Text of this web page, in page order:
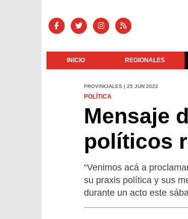
INICIO REGIONALES
PROVINCIALES | 25 JUN 2022
POLÍTICA
Mensaje
políticos
“Venimos acá a
su praxis política y sus
durante un acto este